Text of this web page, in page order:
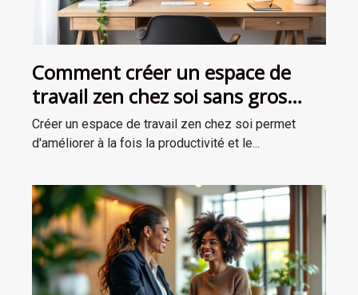
Comment créer un espace de
travail zen chez soi sans gros
investissement ?
Créer un espace de travail zen chez soi permet
d'améliorer à la fois la productivité et le...